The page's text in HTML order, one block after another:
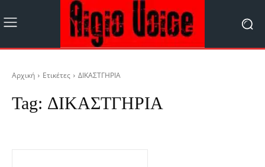
Αρχική Ετικέτες ΔΙΚΑΣΤΓΗΡΙΑ
Tag: ΔΙΚΑΣΤΓΗΡΙΑ